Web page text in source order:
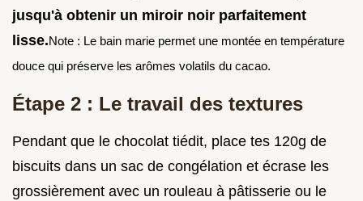
jusqu'à obtenir un miroir noir parfaitement
lisse.Note : Le bain marie permet une montée en température
douce qui préserve les arômes volatils du cacao.
Étape 2 : Le travail des textures
Pendant que le chocolat tiédit, place tes 120g de
biscuits dans un sac de congélation et écrase les
grossièrement avec un rouleau à pâtisserie ou le